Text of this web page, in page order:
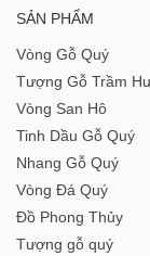
SẢN PHẨM
Vòng Gỗ Quý
Tượng Gỗ Trầm
Vòng San Hô
Tinh Dầu Gỗ Quý
Nhang Gỗ Quý
Vòng Đá Quý
Đồ Phong Thủy
Tượng gỗ quý